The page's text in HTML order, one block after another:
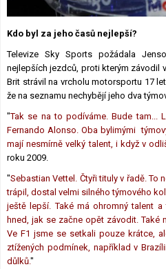
Kdo byl za jeho časů nejlepší?
Televize Sky Sports požádala
nejlepších jezdců, proti kterým závodil
Brit strávil na vrcholu motorsportu 17
že na seznamu nechybějí jeho dva
"Tak se na to podíváme. Bude tam...
Fernando Alonso. Oba bylimými
mají nesmírně velký talent, i když v
roku 2009.
"Sebastian Vettel. Čtyři tituly v řadě.
trápil, dostal velmi silného týmového
ještě lepší. Také má ohromný talent
hned, jak se začne opět závodit. Také
Ve F1 jsme se setkali pouze krátce,
ztížených podmínek, například v
důlků."